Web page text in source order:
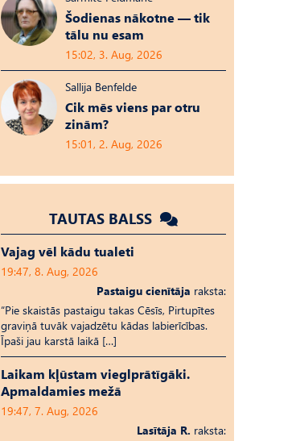
Šodienas nākotne — tik
tālu nu esam
15:02, 3. Aug, 2026
Sallija Benfelde
Cik mēs viens par otru
zinām?
15:01, 2. Aug, 2026
TAUTAS BALSS
Vajag vēl kādu tualeti
19:47, 8. Aug, 2026
Pastaigu cienītāja raksta:
“Pie skaistās pastaigu takas Cēsīs, Pirtupītes
graviņā tuvāk vajadzētu kādas labierīcības.
Īpaši jau karstā laikā […]
Laikam kļūstam vieglprātīgāki.
Apmaldamies mežā
19:47, 7. Aug, 2026
Lasītāja R. raksta: